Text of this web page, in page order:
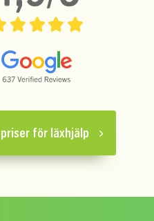
för läxhjälp